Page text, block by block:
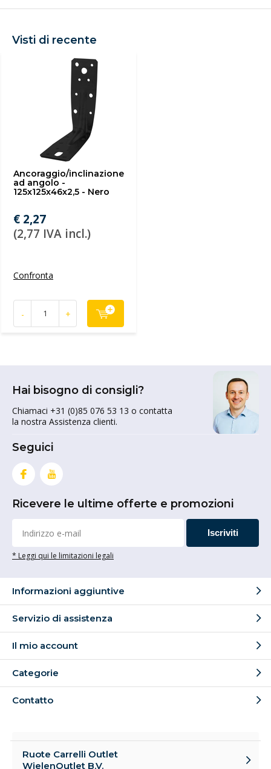
Visti di recente
Ancoraggio/inclinazione
ad angolo -
125x125x46x2,5 - Nero
€ 2,27
(2,77 IVA incl.)
Confronta
- +
Hai bisogno di consigli?
Chiamaci +31 (0)85 076 53 13 o contatta
la nostra Assistenza clienti.
Seguici
Ricevere le ultime offerte e promozioni
Iscriviti
* Leggi qui le limitazioni legali
Informazioni aggiuntive
Servizio di assistenza
Il mio account
Categorie
Contatto
Ruote Carrelli Outlet
WielenOutlet B.V.